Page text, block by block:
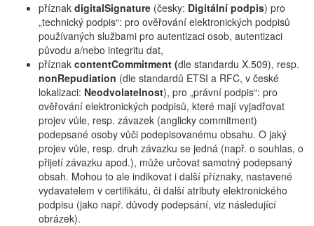
příznak digitalSignature (česky: Digitální podpis) pro
„technický podpis“: pro ověřování elektronických podpisů
používaných službami pro autentizaci osob, autentizaci
původu a/nebo integritu dat,
příznak contentCommitment (dle standardu X.509), resp.
nonRepudiation (dle standardů ETSI a RFC, v české
lokalizaci: Neodvolatelnost), pro „právní podpis“: pro
ověřování elektronických podpisů, které mají vyjadřovat
projev vůle, resp. závazek (anglicky commitment)
podepsané osoby vůči podepisovanému obsahu. O jaký
projev vůle, resp. druh závazku se jedná (např. o souhlas, o
přijetí závazku apod.), může určovat samotný podepsaný
obsah. Mohou to ale indikovat i další příznaky, nastavené
vydavatelem v certifikátu, či další atributy elektronického
podpisu (jako např. důvody podepsání, viz následující
obrázek).